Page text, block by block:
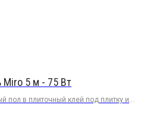
Miro 5 м - 75 Вт
пол в плиточный клей под плитку или